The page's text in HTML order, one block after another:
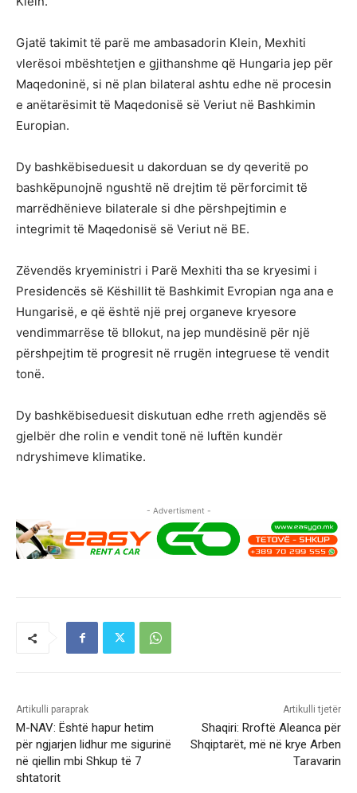
Gjatë takimit të parë me ambasadorin Klein, Mexhiti
vlerësoi mbështetjen e gjithanshme që Hungaria jep për
Maqedoninë, si në plan bilateral ashtu edhe në procesin
e anëtarësimit të Maqedonisë së Veriut në Bashkimin
Europian.
Dy bashkëbiseduesit u dakorduan se dy qeveritë po
bashkëpunojnë ngushtë në drejtim të përforcimit të
marrëdhënieve bilaterale si dhe përshpejtimin e
integrimit të Maqedonisë së Veriut në BE.
Zëvendës kryeministri i Parë Mexhiti tha se kryesimi i
Presidencës së Këshillit të Bashkimit Evropian nga ana e
Hungarisë, e që është një prej organeve kryesore
vendimmarrëse të bllokut, na jep mundësinë për një
përshpejtim të progresit në rrugën integruese të vendit
tonë.
Dy bashkëbiseduesit diskutuan edhe rreth agjendës së
gjelbër dhe rolin e vendit tonë në luftën kundër
ndryshimeve klimatike.
- Advertisment -
Artikulli paraprak
M-NAV: Është hapur hetim
për ngjarjen lidhur me sigurinë
në qiellin mbi Shkup të 7
shtatorit
Artikulli tjetër
Shaqiri: Rroftë Aleanca për
Shqiptarët, më në krye Arben
Taravarin